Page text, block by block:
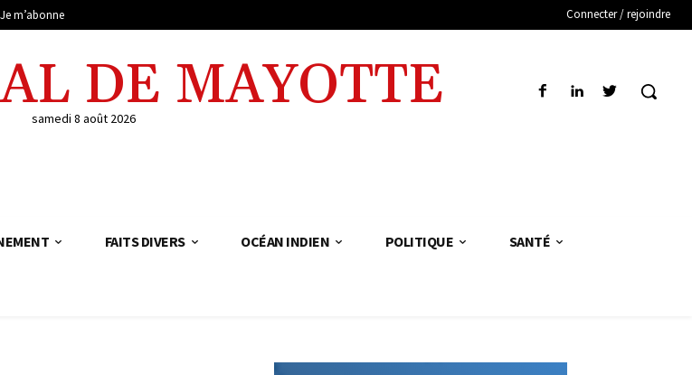
Je m’abonne Connecter / rejoindre
DE MAYOTTE
samedi 8 août 2026
FAITS DIVERS OCÉAN INDIEN POLITIQUE SANTÉ